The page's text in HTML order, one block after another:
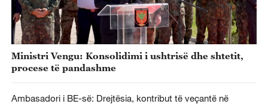
Ministri Vengu: Konsolidimi i ushtrisë dhe shtetit,
procese të pandashme
Ambasadori i BE-së: Drejtësia, kontribut të veçantë në